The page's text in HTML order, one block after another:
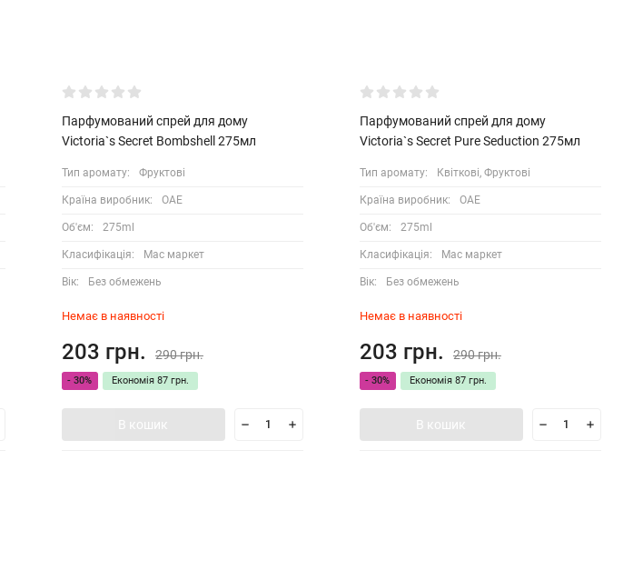
Парфумований спрей для дому
Victoria`s Secret Bombshell 275мл
Тип аромату: Фруктові
Країна виробник: ОАЕ
Об'єм: 275ml
Класифікація: Мас маркет
Вік: Без обмежень
Немає в наявності
203 грн. 290 грн.
- 30% Економія 87 грн.
В кошик
Парфумований спрей для дому
Victoria`s Secret Pure Seduction 275мл
Тип аромату: Квіткові, Фруктові
Країна виробник: ОАЕ
Об'єм: 275ml
Класифікація: Мас маркет
Вік: Без обмежень
Немає в наявності
203 грн. 290 грн.
- 30% Економія 87 грн.
В кошик